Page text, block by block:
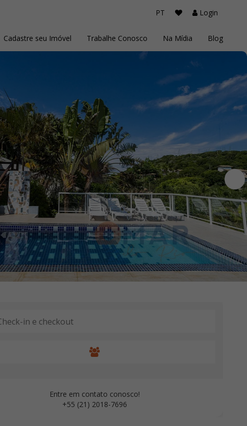
PT Login
Cadastre seu Imóvel Trabalhe Conosco Na Mídia Blog
Entre em contato conosco!
+55 (21) 2018-7696